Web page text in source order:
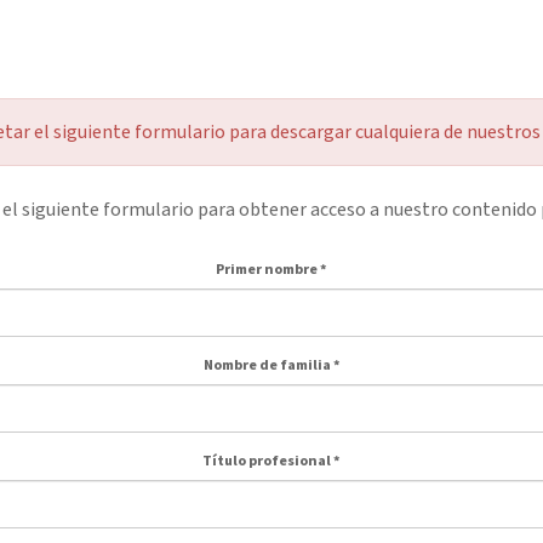
el siguiente formulario para descargar cualquiera de
siguiente formulario para obtener acceso a nuestro
Primer nombre*
Nombre de familia*
Título profesional*